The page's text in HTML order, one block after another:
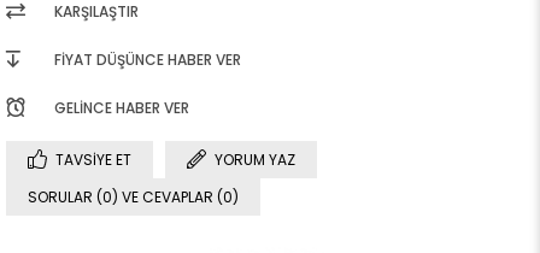
KARŞILAŞTIR
FIYAT DÜŞÜNCE HABER VER
GELINCE HABER VER
TAVSIYE ET
YORUM YAZ
SORULAR (0) VE CEVAPLAR (0)